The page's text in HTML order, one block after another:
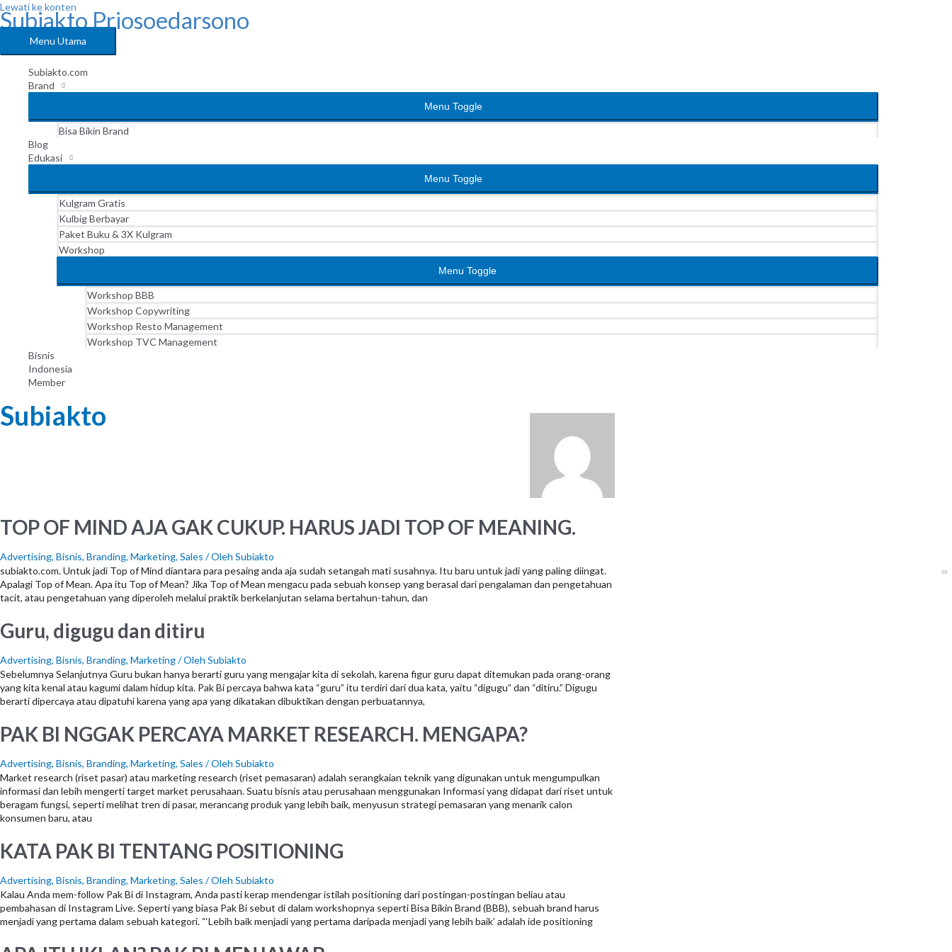
Lewati ke konten
Subiakto Priosoedarsono
Menu Utama
Subiakto.com
Brand
Menu Toggle
Bisa Bikin Brand
Blog
Edukasi
Menu Toggle
Kulgram Gratis
Kulbig Berbayar
Paket Buku & 3X Kulgram
Workshop
Menu Toggle
Workshop BBB
Workshop Copywriting
Workshop Resto Management
Workshop TVC Management
Bisnis
Indonesia
Member
Subiakto
TOP OF MIND AJA GAK CUKUP. HARUS JADI TOP OF MEANING.
Advertising, Bisnis, Branding, Marketing, Sales / Oleh Subiakto
subiakto.com. Untuk jadi Top of Mind diantara para pesaing anda aja sudah setangah mati susahnya. Itu baru untuk jadi yang paling diingat.
Apalagi Top of Mean. Apa itu Top of Mean? Jika Top of Mean mengacu pada sebuah konsep yang berasal dari pengalaman dan pengetahuan
tacit, atau pengetahuan yang diperoleh melalui praktik berkelanjutan selama bertahun-tahun, dan
Guru, digugu dan ditiru
Advertising, Bisnis, Branding, Marketing/ Oleh Subiakto
Sebelumnya Selanjutnya Guru bukan hanya berarti guru yang mengajar kita di sekolah, karena figur guru dapat ditemukan pada orang-orang
yang kita kenal atau kagumi dalam hidup kita. Pak Bi percaya bahwa kata “guru” itu terdiri dari dua kata, yaitu “digugu” dan “ditiru.” Digugu
berarti dipercaya atau dipatuhi karena yang apa yang dikatakan dibuktikan dengan perbuatannya,
PAK BI NGGAK PERCAYA MARKET RESEARCH. MENGAPA?
Advertising, Bisnis, Branding, Marketing, Sales / Oleh Subiakto
Market research (riset pasar) atau marketing research (riset pemasaran) adalah serangkaian teknik yang digunakan untuk mengumpulkan
informasi dan lebih mengerti target market perusahaan. Suatu bisnis atau perusahaan menggunakan Informasi yang didapat dari riset untuk
beragam fungsi, seperti melihat tren di pasar, merancang produk yang lebih baik, menyusun strategi pemasaran yang menarik calon
konsumen baru, atau
KATA PAK BI TENTANG POSITIONING
Advertising, Bisnis, Branding, Marketing, Sales / Oleh Subiakto
Kalau Anda mem-follow Pak Bi di Instagram, Anda pasti kerap mendengar istilah positioning dari postingan-postingan beliau atau
pembahasan di Instagram Live. Seperti yang biasa Pak Bi sebut di dalam workshopnya seperti Bisa Bikin Brand (BBB), sebuah brand harus
menjadi yang pertama dalam sebuah kategori. “‘Lebih baik menjadi yang pertama daripada menjadi yang lebih baik’ adalah ide positioning